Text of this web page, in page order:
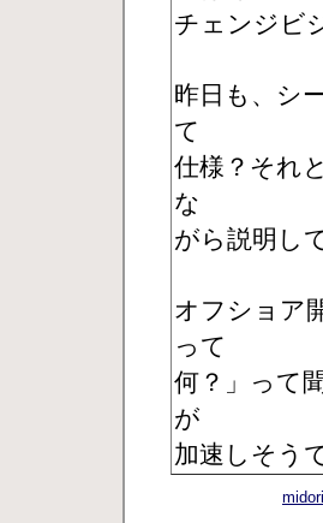
チェンジビ
昨日も、シ
て
仕様？それ
な
がら説明し
オフショア
って
何？」って
が
加速しそう